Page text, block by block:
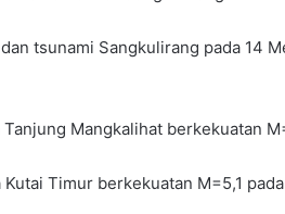
dan tsunami Sangkulirang pada 14
Tanjung Mangkalihat berkekuatan
Kutai Timur berkekuatan M=5,1